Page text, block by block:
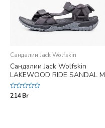
Сандалии Jack Wolfskin
Сандалии Jack Wolfskin
LAKEWOOD RIDE SANDAL M
Rated
0
214Br